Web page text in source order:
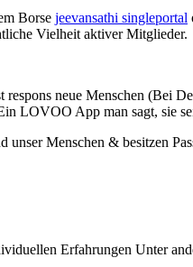
Borse jeevansathi singleportal
Vielheit aktiver Mitglieder.
neue Menschen (Bei
LOVOO App man sagt, sie
Menschen & besitzen
Erfahrungen Unter